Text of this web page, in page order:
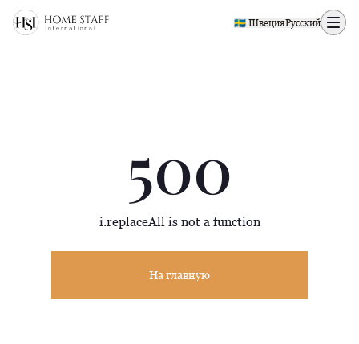
500 page
🇸🇪 ШвецияРусский
500
i.replaceAll is not a function
На главную